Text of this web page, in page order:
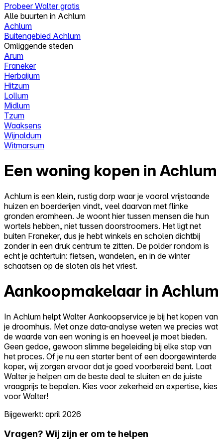
Probeer Walter gratis
Alle buurten in Achlum
Achlum
Buitengebied Achlum
Omliggende steden
Arum
Franeker
Herbaijum
Hitzum
Lollum
Midlum
Tzum
Waaksens
Wijnaldum
Witmarsum
Een woning kopen in Achlum
Achlum is een klein, rustig dorp waar je vooral vrijstaande
huizen en boerderijen vindt, veel daarvan met flinke
gronden eromheen. Je woont hier tussen mensen die hun
wortels hebben, niet tussen doorstroomers. Het ligt net
buiten Franeker, dus je hebt winkels en scholen dichtbij
zonder in een druk centrum te zitten. De polder rondom is
echt je achtertuin: fietsen, wandelen, en in de winter
schaatsen op de sloten als het vriest.
Aankoopmakelaar in Achlum
In Achlum helpt Walter Aankoopservice je bij het kopen van
je droomhuis. Met onze data-analyse weten we precies wat
de waarde van een woning is en hoeveel je moet bieden.
Geen gedoe, gewoon slimme begeleiding bij elke stap van
het proces. Of je nu een starter bent of een doorgewinterde
koper, wij zorgen ervoor dat je goed voorbereid bent. Laat
Walter je helpen om de beste deal te sluiten en de juiste
vraagprijs te bepalen. Kies voor zekerheid en expertise, kies
voor Walter!
Bijgewerkt: april 2026
Vragen? Wij zijn er om te helpen